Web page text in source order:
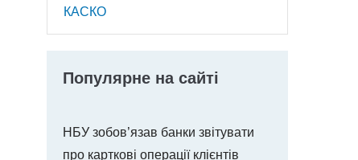
КАСКО
Популярне на сайті
НБУ зобов’язав банки звітувати
про карткові операції клієнтів